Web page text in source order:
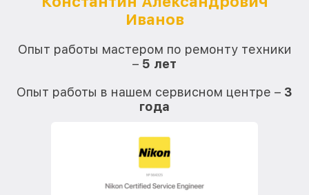
Иванов
Опыт работы мастером по ремонту техники
– 5 лет
Опыт работы в нашем сервисном центре – 3
года